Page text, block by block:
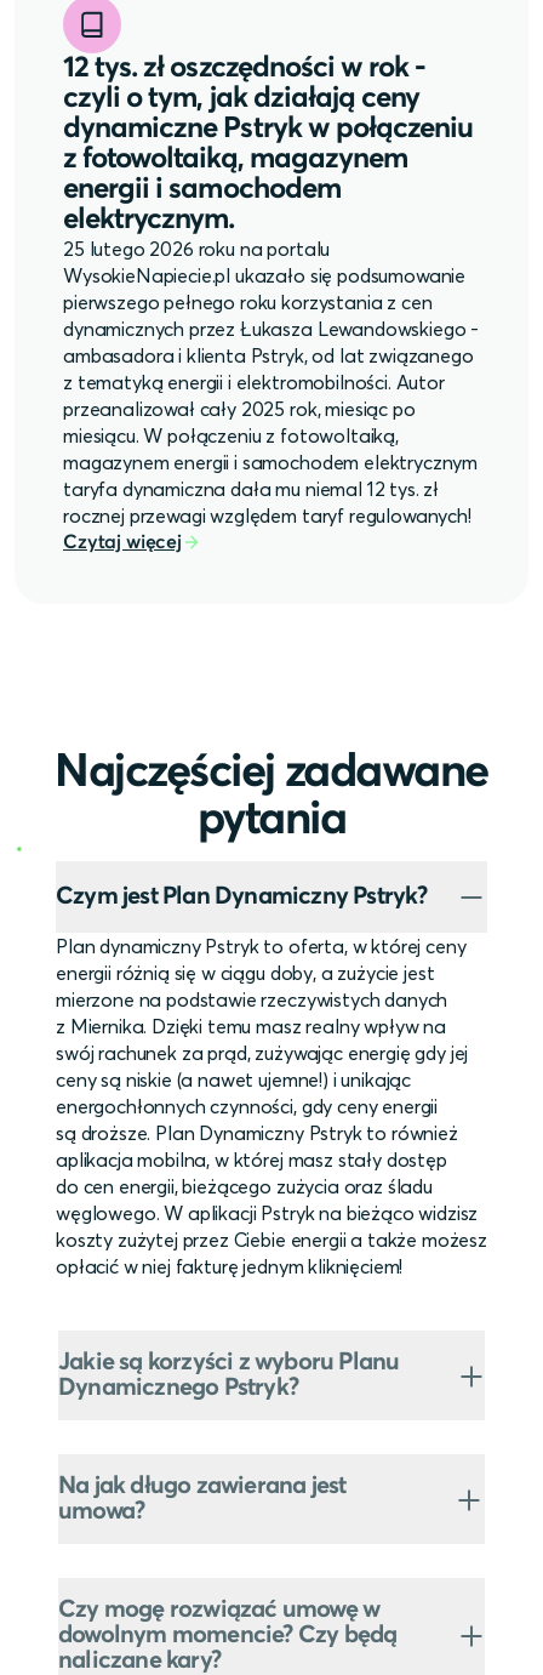
12 tys. zł oszczędności w rok -
czyli o tym, jak działają ceny
dynamiczne Pstryk w połączeniu
z fotowoltaiką, magazynem
energii i samochodem
elektrycznym.
25 lutego 2026 roku na portalu
WysokieNapiecie.pl ukazało się podsumowanie
pierwszego pełnego roku korzystania z cen
dynamicznych przez Łukasza Lewandowskiego -
ambasadora i klienta Pstryk, od lat związanego
z tematyką energii i elektromobilności. Autor
przeanalizował cały 2025 rok, miesiąc po
miesiącu. W połączeniu z fotowoltaiką,
magazynem energii i samochodem elektrycznym
taryfa dynamiczna dała mu niemal 12 tys. zł
rocznej przewagi względem taryf regulowanych!
Czytaj więcej
Najczęściej zadawane
pytania
Czym jest Plan Dynamiczny Pstryk?
Plan dynamiczny Pstryk to oferta, w której ceny
energii różnią się w ciągu doby, a zużycie jest
mierzone na podstawie rzeczywistych danych
z Miernika. Dzięki temu masz realny wpływ na
swój rachunek za prąd, zużywając energię gdy jej
ceny są niskie (a nawet ujemne!) i unikając
energochłonnych czynności, gdy ceny energii
są droższe. Plan Dynamiczny Pstryk to również
aplikacja mobilna, w której masz stały dostęp
do cen energii, bieżącego zużycia oraz śladu
węglowego. W aplikacji Pstryk na bieżąco widzisz
koszty zużytej przez Ciebie energii a także możesz
opłacić w niej fakturę jednym kliknięciem!
Jakie są korzyści z wyboru Planu
Dynamicznego Pstryk?
Na jak długo zawierana jest
umowa?
Czy mogę rozwiązać umowę w
dowolnym momencie? Czy będą
naliczane kary?